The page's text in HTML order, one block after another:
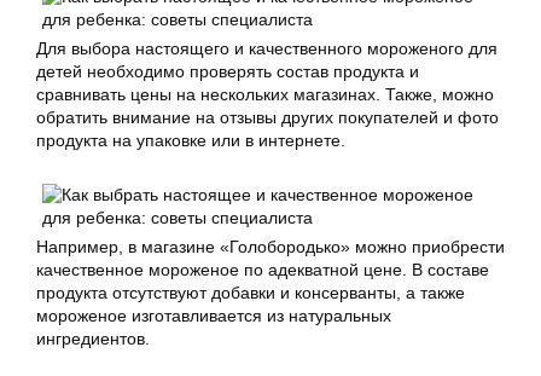
Для выбора настоящего и качественного мороженого для
детей необходимо проверять состав продукта и
сравнивать цены на нескольких магазинах. Также, можно
обратить внимание на отзывы других покупателей и фото
продукта на упаковке или в интернете.
Например, в магазине «Голобородько» можно приобрести
качественное мороженое по адекватной цене. В составе
продукта отсутствуют добавки и консерванты, а также
мороженое изготавливается из натуральных
ингредиентов.